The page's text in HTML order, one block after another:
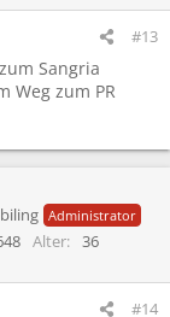
#13
Sangria
Weg zum PR
Administrator
Alter
36
#14